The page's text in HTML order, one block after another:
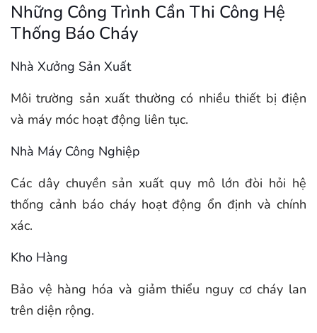
Những Công Trình Cần Thi Công Hệ
Thống Báo Cháy
Nhà Xưởng Sản Xuất
Môi trường sản xuất thường có nhiều thiết bị điện
và máy móc hoạt động liên tục.
Nhà Máy Công Nghiệp
Các dây chuyền sản xuất quy mô lớn đòi hỏi hệ
thống cảnh báo cháy hoạt động ổn định và chính
xác.
Kho Hàng
Bảo vệ hàng hóa và giảm thiểu nguy cơ cháy lan
trên diện rộng.